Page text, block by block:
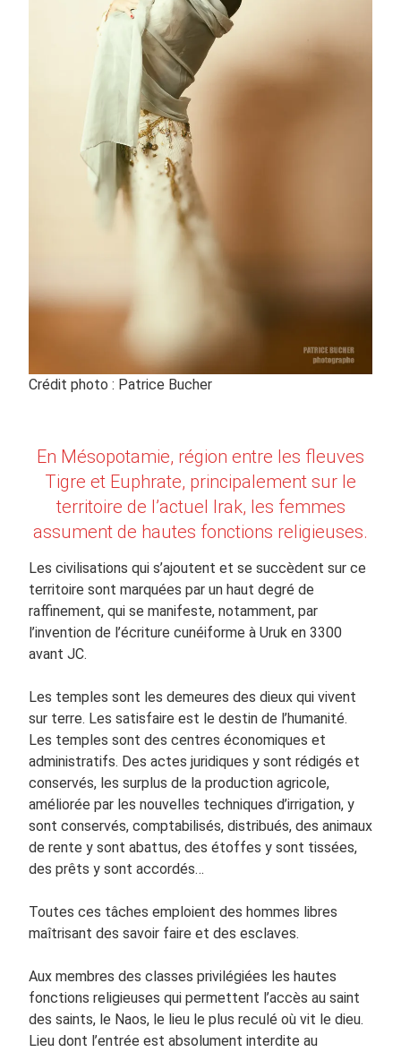
Crédit photo : Patrice Bucher
En Mésopotamie, région entre les fleuves
Tigre et Euphrate, principalement sur le
territoire de l’actuel Irak, les femmes
assument de hautes fonctions religieuses.
Les civilisations qui s’ajoutent et se succèdent sur ce
territoire sont marquées par un haut degré de
raffinement, qui se manifeste, notamment, par
l’invention de l’écriture cunéiforme à Uruk en 3300
avant JC.
Les temples sont les demeures des dieux qui vivent
sur terre. Les satisfaire est le destin de l’humanité.
Les temples sont des centres économiques et
administratifs. Des actes juridiques y sont rédigés et
conservés, les surplus de la production agricole,
améliorée par les nouvelles techniques d’irrigation, y
sont conservés, comptabilisés, distribués, des animaux
de rente y sont abattus, des étoffes y sont tissées,
des prêts y sont accordés…
Toutes ces tâches emploient des hommes libres
maîtrisant des savoir faire et des esclaves.
Aux membres des classes privilégiées les hautes
fonctions religieuses qui permettent l’accès au saint
des saints, le Naos, le lieu le plus reculé où vit le dieu.
Lieu dont l’entrée est absolument interdite au